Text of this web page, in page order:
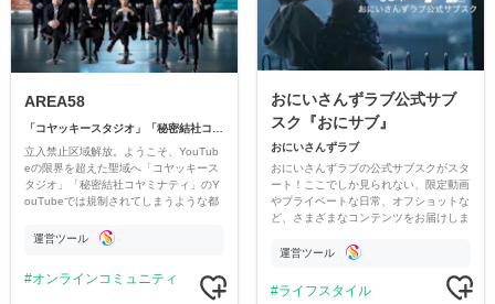
AREA58
立入禁止区域解放。ようこそ、YouTub
eの限界を超えた聖域へ「コヤッキース
タジオ」「秘密結社コヤミナティ」のY
ouTubeでは規制されてしまうような都
公開。
運営ツール
オンラインコミュニティ
おにいさんずラブ公式サブ
スク『おにサブ』
おにいさんずラブ
おにいさんずラブの公式サブスクがスタ
ート！ここでしか見られない、限定動画
やプライベートな日常、オフショットな
ど、さまざまなコンテンツをお届けしま
運営ツール
ライフスタイル